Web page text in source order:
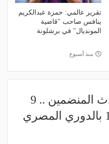
تقرير عالمي: حمزة عبدالكريم
ينافس صاحب "قاضية
المونديال" في برشلونة
منذ أسبوع
بالصور - السعيد أحدث المنضمين .. 9